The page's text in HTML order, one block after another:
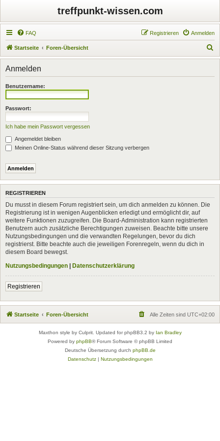
treffpunkt-wissen.com
FAQ Anmelden
Registrieren
Startseite Foren-Übersicht
u
Anmelden
Benutzername:
Passwort:
Ich habe mein Passwort vergessen
Angemeldet bleiben
Meinen Online-Status während dieser Sitzung verbergen
REGISTRIEREN
Du musst in diesem Forum registriert sein, um dich anmelden zu können. Die
Registrierung ist in wenigen Augenblicken erledigt und ermöglicht dir, auf
weitere Funktionen zuzugreifen. Die Board-Administration kann registrierten
Benutzern auch zusätzliche Berechtigungen zuweisen. Beachte bitte unsere
Nutzungsbedingungen und die verwandten Regelungen, bevor du dich
registrierst. Bitte beachte auch die jeweiligen Forenregeln, wenn du dich in
diesem Board bewegst.
Nutzungsbedingungen | Datenschutzerklärung
Registrieren
Startseite Foren-Übersicht Alle Zeiten sind UTC+02:00
Maxthon style by Culprit. Updated for phpBB3.2 by Ian Bradley
Powered by phpBB® Forum Software © phpBB Limited
Deutsche Übersetzung durch phpBB.de
Datenschutz| Nutzungsbedingungen